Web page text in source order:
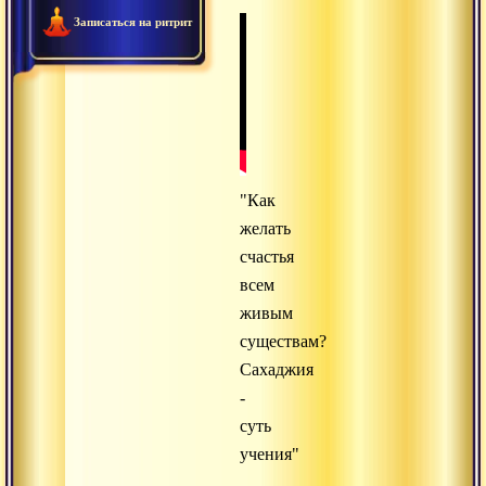
Записаться на ритрит
"Как
желать
счастья
всем
живым
существам?
Сахаджия
-
суть
учения"